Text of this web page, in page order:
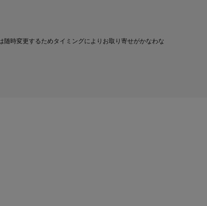
時変更するためタイミングによりお取り寄せがかなわな